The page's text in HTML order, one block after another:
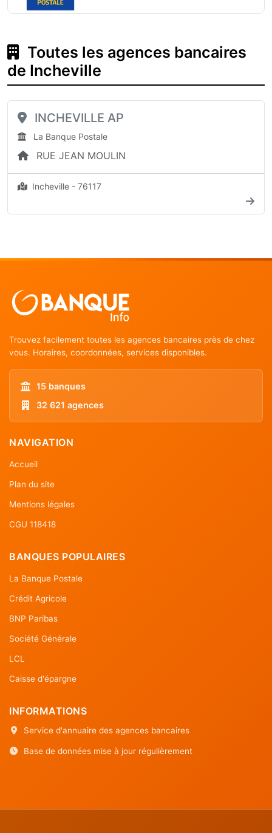
Toutes les agences bancaires
de Incheville
INCHEVILLE AP
La Banque Postale
RUE JEAN MOULIN
Incheville - 76117
Trouvez facilement toutes les agences bancaires près de chez
vous. Horaires, coordonnées, services disponibles.
15 banques
32 621 agences
NAVIGATION
Accueil
Plan du site
Mentions légales
CGU 118418
BANQUES POPULAIRES
La Banque Postale
Crédit Agricole
BNP Paribas
Société Générale
LCL
Caisse d'épargne
INFORMATIONS
Service d'annuaire des agences bancaires
Base de données mise à jour régulièrement